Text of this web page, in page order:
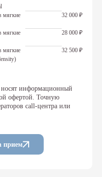
мягкие
32 000 ₽
мягкие
28 000 ₽
мягкие
32 500 ₽
носят информационный
офертой. Точную
call-центра или
прием